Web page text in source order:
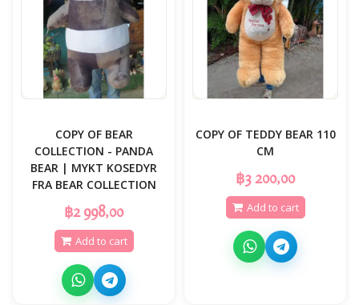
COPY OF BEAR
COLLECTION - PANDA
BEAR | MYKT KOSEDYR
FRA BEAR COLLECTION
฿2 998,00
Add to cart
COPY OF TEDDY BEAR 110
CM
฿3 200,00
Add to cart